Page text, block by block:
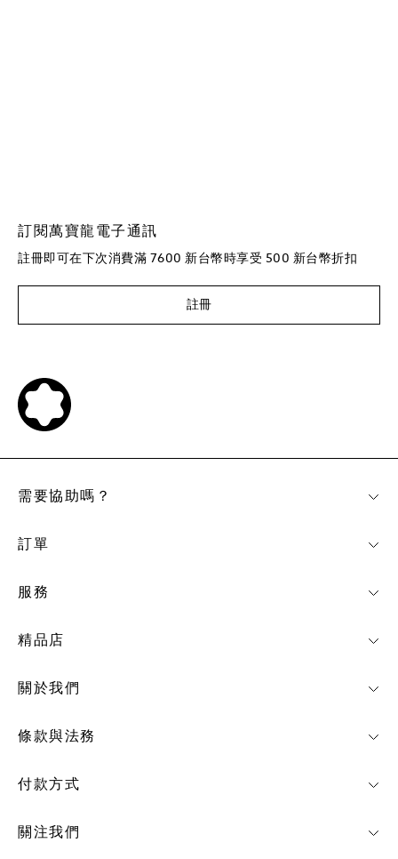
訂閱萬寶龍電子通訊
註冊即可在下次消費滿 7600 新台幣時享受 500 新台幣折扣
註冊
付款方式
關注我們
需要協助嗎？
訂單
服務
精品店
關於我們
條款與法務